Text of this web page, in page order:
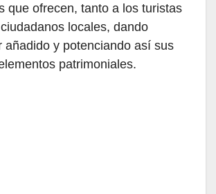
que ofrecen, tanto a los turistas
locales, dando
añadido y potenciando así sus
patrimoniales.